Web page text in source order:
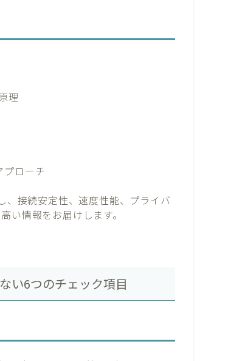
理
プローチ
、接続安定性、速度性能、プライバ
い情報をお届けします。
い6つのチェック項目